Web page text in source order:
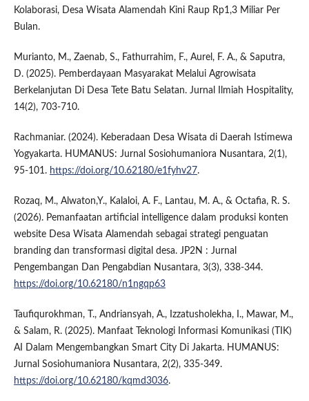
Kolaborasi, Desa Wisata Alamendah Kini Raup Rp1,3 Miliar Per
Bulan.
Murianto, M., Zaenab, S., Fathurrahim, F., Aurel, F. A., & Saputra,
D. (2025). Pemberdayaan Masyarakat Melalui Agrowisata
Berkelanjutan Di Desa Tete Batu Selatan. Jurnal Ilmiah Hospitality,
14(2), 703-710.
Rachmaniar. (2024). Keberadaan Desa Wisata di Daerah Istimewa
Yogyakarta. HUMANUS: Jurnal Sosiohumaniora Nusantara, 2(1),
95-101. https://doi.org/10.62180/e1fyhv27.
Rozaq, M., Alwaton,Y., Kalaloi, A. F., Lantau, M. A., & Octafia, R. S.
(2026). Pemanfaatan artificial intelligence dalam produksi konten
website Desa Wisata Alamendah sebagai strategi penguatan
branding dan transformasi digital desa. JP2N : Jurnal
Pengembangan Dan Pengabdian Nusantara, 3(3), 338-344.
https://doi.org/10.62180/n1ngqp63
Taufiqurokhman, T., Andriansyah, A., Izzatusholekha, I., Mawar, M.,
& Salam, R. (2025). Manfaat Teknologi Informasi Komunikasi (TIK)
AI Dalam Mengembangkan Smart City Di Jakarta. HUMANUS:
Jurnal Sosiohumaniora Nusantara, 2(2), 335-349.
https://doi.org/10.62180/kqmd3036.